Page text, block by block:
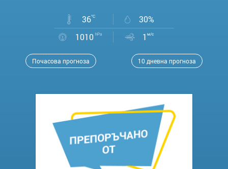
36°C
30%
1010 hPa 1 м/с
Почасова прогноза 10 дневна прогноза